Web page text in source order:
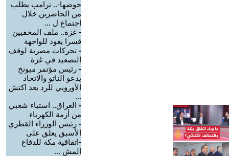
خوضها-.. ترامب يطلب
من الحاضرين خلال
اجتماع ل ...
- غزة.. ملف المخفيين
قسرا يعود للواجهة
- تحركات مصرية لوقف
التصعيد في غزة
- رئيس مؤتمر ميونخ
يدعو الناتو والاتحاد
الأوروبي للرد بعد اكتش
...
- العراق.. استياء شعبي
من أزمة الكهرباء
- رئيس الوزراء القطري
الأسبق يعلق على
-اتفاقية مكة للدفاع
المش ...